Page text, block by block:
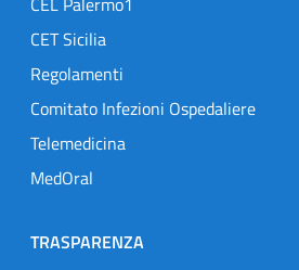
CET Sicilia
Regolamenti
Comitato Infezioni Ospedaliere
Telemedicina
MedOral
TRASPARENZA